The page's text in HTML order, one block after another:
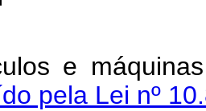
e
pela Lei nº